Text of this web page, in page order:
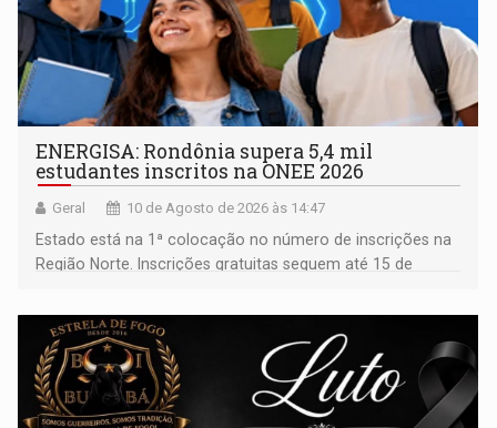
ENERGISA: Rondônia supera 5,4 mil
estudantes inscritos na ONEE 2026
Geral 10 de Agosto de 2026 às 14:47
Estado está na 1ª colocação no número de inscrições na
Região Norte. Inscrições gratuitas seguem até 15 de